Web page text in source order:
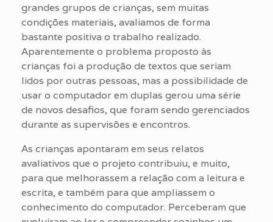
grandes grupos de crianças, sem muitas
condições materiais, avaliamos de forma
bastante positiva o trabalho realizado.
Aparentemente o problema proposto às
crianças foi a produção de textos que seriam
lidos por outras pessoas, mas a possibilidade de
usar o computador em duplas gerou uma série
de novos desafios, que foram sendo gerenciados
durante as supervisões e encontros.
As crianças apontaram em seus relatos
avaliativos que o projeto contribuiu, e muito,
para que melhorassem a relação com a leitura e
escrita, e também para que ampliassem o
conhecimento do computador. Perceberam que